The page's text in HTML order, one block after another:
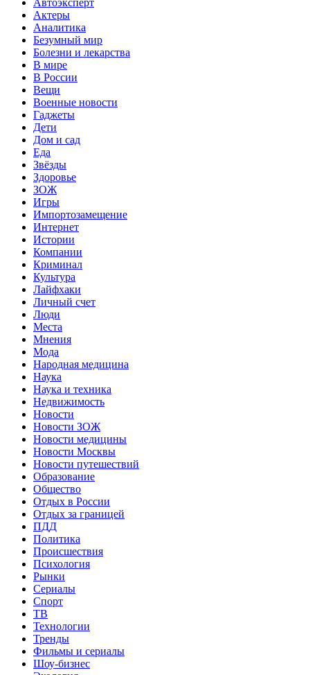
Автоэксперт
Актеры
Аналитика
Безумный мир
Болезни и лекарства
В мире
В России
Вещи
Военные новости
Гаджеты
Дети
Дом и сад
Еда
Звёзды
Здоровье
ЗОЖ
Игры
Импортозамещение
Интернет
Истории
Компании
Криминал
Культура
Лайфхаки
Личный счет
Люди
Места
Мнения
Мода
Народная медицина
Наука
Наука и техника
Недвижимость
Новости
Новости ЗОЖ
Новости медицины
Новости Москвы
Новости путешествий
Образование
Общество
Отдых в России
Отдых за границей
ПДД
Политика
Происшествия
Психология
Рынки
Сериалы
Спорт
ТВ
Технологии
Тренды
Фильмы и сериалы
Шоу-бизнес